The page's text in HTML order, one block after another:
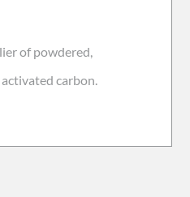
of powdered,
carbon.